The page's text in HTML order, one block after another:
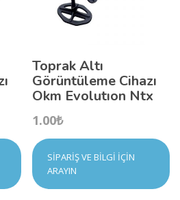
Toprak Altı
Görüntüleme Cihazı
Okm Evolutıon Ntx
1.00₺
SIPARIŞ VE BILGI İÇIN
ARAYIN